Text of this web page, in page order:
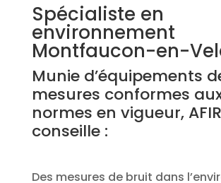
Spécialiste en
environnement
Montfaucon-en-
Munie d’équipements
mesures conformes
normes en vigueur,
conseille :
Des mesures de bruit dans